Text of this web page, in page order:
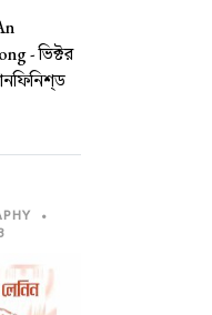
-ভিক্টর
•